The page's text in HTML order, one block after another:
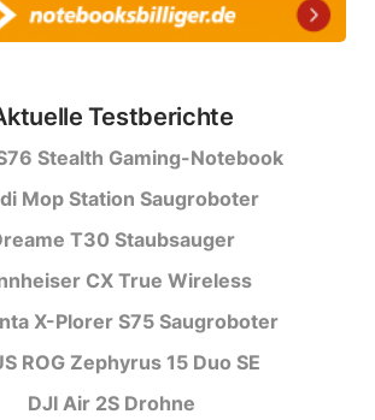
Testberichte
Stealth Gaming-Notebook
Mop Station Saugroboter
T30 Staubsauger
CX True Wireless
X-Plorer S75 Saugroboter
ROG Zephyrus 15 Duo SE
DJI Air 2S Drohne